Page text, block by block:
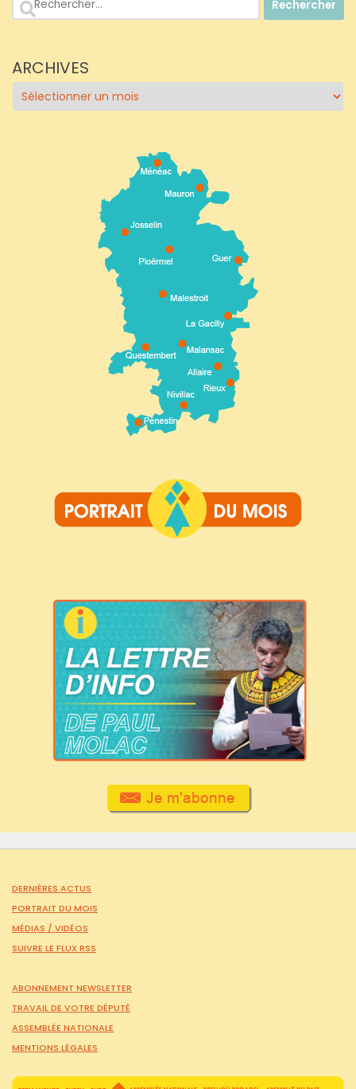
ARCHIVES
Archives
DERNIÈRES ACTUS
PORTRAIT DU MOIS
MÉDIAS / VIDÉOS
SUIVRE LE FLUX RSS
ABONNEMENT NEWSLETTER
TRAVAIL DE VOTRE DÉPUTÉ
ASSEMBLÉE NATIONALE
MENTIONS LÉGALES